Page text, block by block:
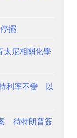
擺
太尼相關化學
利率不變 以
待特朗普簽